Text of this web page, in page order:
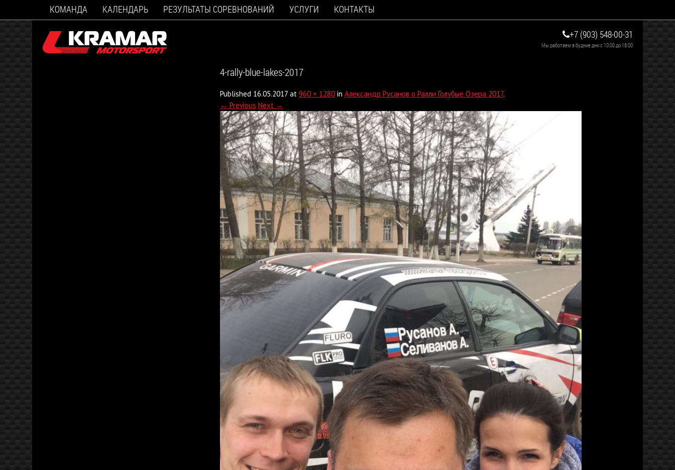
КОМАНДА КАЛЕНДАРЬ РЕЗУЛЬТАТЫ СОРЕВНОВАНИЙ УСЛУГИ КОНТАКТЫ
+7 (903) 548-00-31
Мы работаем в будние дни с 10:00 до 18:00
4-rally-blue-lakes-2017
Published 16.05.2017at 960 × 1280in Александр Русанов о Ралли Голубые Озера 2017.
← Previous Next →